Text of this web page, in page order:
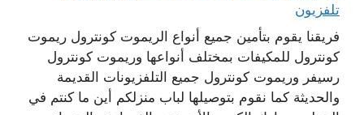
تلفزيون
فريقنا يقوم بتأمين جميع أنواع الريموت كونترول ريموت
كونترول للمكيفات بمختلف أنواعها وريموت كونترول
رسيفر وريموت كونترول جميع التلفزيونات القديمة
والحديثة كما نقوم بتوصيلها لباب منزلكم أين ما كنتم في